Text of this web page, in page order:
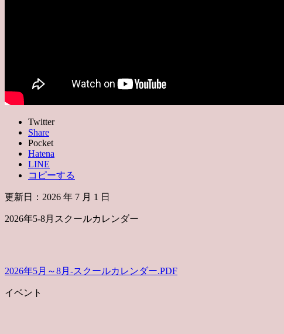
Twitter
Share
Pocket
Hatena
LINE
コピーする
更新日： 2026 年 7 月 1 日
2026年5-8月スクールカレンダー
2026年5月～8月-スクールカレンダー.PDF
イベント